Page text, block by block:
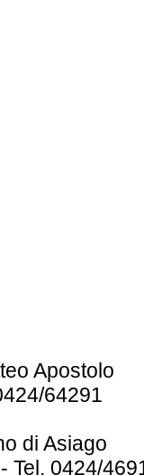
Apostolo
64291
di Asiago
Tel. 0424/